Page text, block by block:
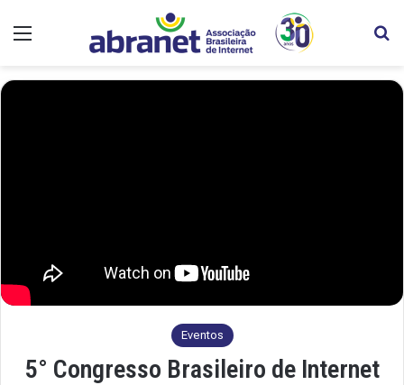
Menu
Eventos
5° Congresso Brasileiro de Internet